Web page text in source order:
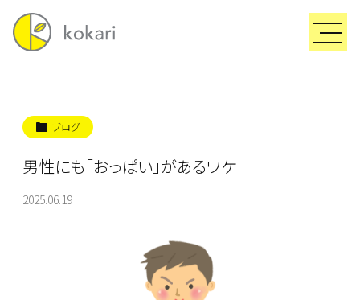
ブログ
男性にも「おっぱい」があるワケ
2025.06.19